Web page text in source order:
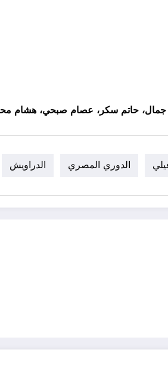
جمال، حاتم سكر، عصام صبحي، هشام
الدراويش الدوري المصري